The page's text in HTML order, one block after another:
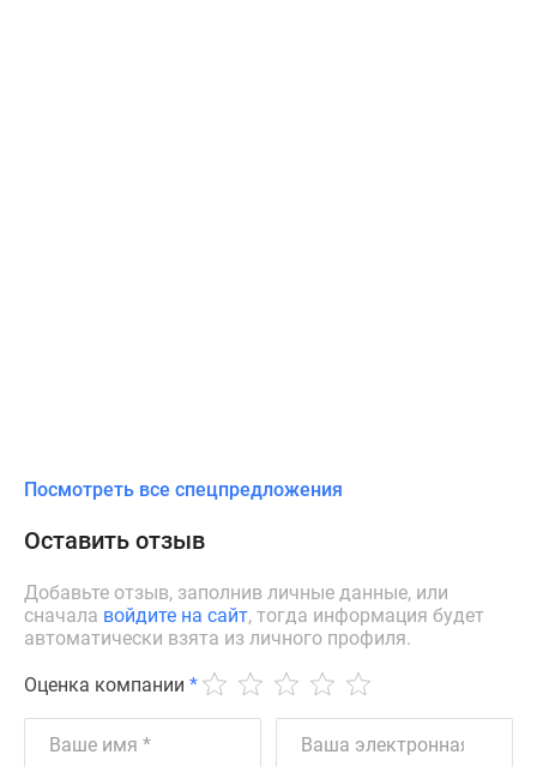
Посмотреть все спецпредложения
Оставить отзыв
Добавьте отзыв, заполнив личные данные, или
сначала войдите на сайт, тогда информация будет
автоматически взята из личного профиля.
Оценка компании *